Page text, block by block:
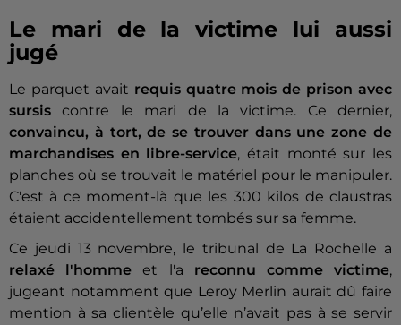
Le mari de la victime lui aussi
jugé
Le parquet avait requis quatre mois de prison avec
sursiscontre le mari de la victime. Ce dernier,
convaincu, à tort, de se trouver dans une zone de
marchandises en libre-service, était monté sur les
planches où se trouvait le matériel pour le manipuler.
C'est à ce moment-là que les 300 kilos de claustras
étaient accidentellement tombés sur sa femme.
Ce jeudi 13 novembre, le tribunal de La Rochelle a
relaxé l'homme et l'a reconnu comme victime,
jugeant notamment que Leroy Merlin aurait dû faire
mention à sa clientèle qu’elle n’avait pas à se servir